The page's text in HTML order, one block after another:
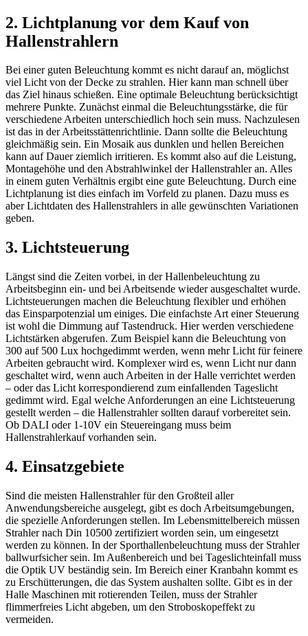
2. Lichtplanung vor dem Kauf von
Hallenstrahlern
Bei einer guten Beleuchtung kommt es nicht darauf an, möglichst
viel Licht von der Decke zu strahlen. Hier kann man schnell über
das Ziel hinaus schießen. Eine optimale Beleuchtung berücksichtigt
mehrere Punkte. Zunächst einmal die Beleuchtungsstärke, die für
verschiedene Arbeiten unterschiedlich hoch sein muss. Nachzulesen
ist das in der Arbeitsstättenrichtlinie. Dann sollte die Beleuchtung
gleichmäßig sein. Ein Mosaik aus dunklen und hellen Bereichen
kann auf Dauer ziemlich irritieren. Es kommt also auf die Leistung,
Montagehöhe und den Abstrahlwinkel der Hallenstrahler an. Alles
in einem guten Verhältnis ergibt eine gute Beleuchtung. Durch eine
Lichtplanung ist dies einfach im Vorfeld zu planen. Dazu muss es
aber Lichtdaten des Hallenstrahlers in alle gewünschten Variationen
geben.
3. Lichtsteuerung
Längst sind die Zeiten vorbei, in der Hallenbeleuchtung zu
Arbeitsbeginn ein- und bei Arbeitsende wieder ausgeschaltet wurde.
Lichtsteuerungen machen die Beleuchtung flexibler und erhöhen
das Einsparpotenzial um einiges. Die einfachste Art einer Steuerung
ist wohl die Dimmung auf Tastendruck. Hier werden verschiedene
Lichtstärken abgerufen. Zum Beispiel kann die Beleuchtung von
300 auf 500 Lux hochgedimmt werden, wenn mehr Licht für feinere
Arbeiten gebraucht wird. Komplexer wird es, wenn Licht nur dann
geschaltet wird, wenn auch Arbeiten in der Halle verrichtet werden
– oder das Licht korrespondierend zum einfallenden Tageslicht
gedimmt wird. Egal welche Anforderungen an eine Lichtsteuerung
gestellt werden – die Hallenstrahler sollten darauf vorbereitet sein.
Ob DALI oder 1-10V ein Steuereingang muss beim
Hallenstrahlerkauf vorhanden sein.
4. Einsatzgebiete
Sind die meisten Hallenstrahler für den Großteil aller
Anwendungsbereiche ausgelegt, gibt es doch Arbeitsumgebungen,
die spezielle Anforderungen stellen. Im Lebensmittelbereich müssen
Strahler nach Din 10500 zertifiziert worden sein, um eingesetzt
werden zu können. In der Sporthallenbeleuchtung muss der Strahler
ballwurfsicher sein. Im Außenbereich und bei Tageslichteinfall muss
die Optik UV beständig sein. Im Bereich einer Kranbahn kommt es
zu Erschütterungen, die das System aushalten sollte. Gibt es in der
Halle Maschinen mit rotierenden Teilen, muss der Strahler
flimmerfreies Licht abgeben, um den Stroboskopeffekt zu
vermeiden.